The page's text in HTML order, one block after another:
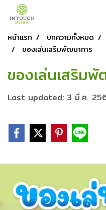
หน้าแรก บทความทั้งหมด
ของเล่นเสริมพัฒนาการ
ของเล่นเสริม
Last updated: 3 มี.ค.